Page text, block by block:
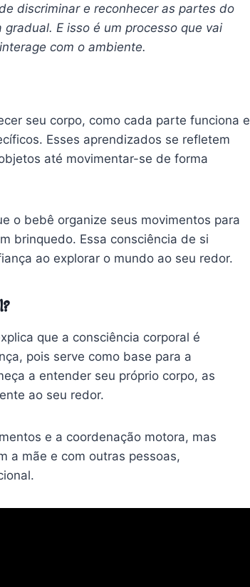
discriminar e reconhecer as partes do
E isso é um processo que vai
com o ambiente.
seu corpo, como cada parte funciona e
Esses aprendizados se refletem
até movimentar-se de forma
o bebê organize seus movimentos para
brinquedo. Essa consciência de si
ao explorar o mundo ao seu redor.
que a consciência corporal é
pois serve como base para a
a entender seu próprio corpo, as
ao seu redor.
e a coordenação motora, mas
a mãe e com outras pessoas,